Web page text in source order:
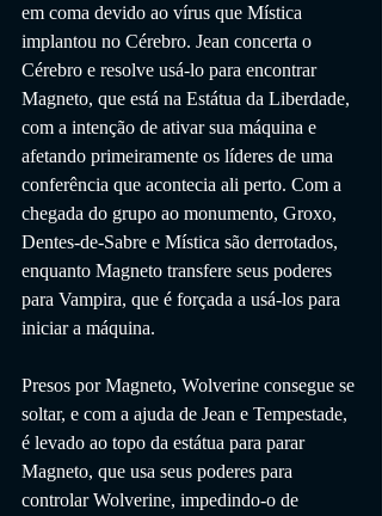
em coma devido ao vírus que Mística
implantou no Cérebro. Jean concerta o
Cérebro e resolve usá-lo para encontrar
Magneto, que está na Estátua da Liberdade,
com a intenção de ativar sua máquina e
afetando primeiramente os líderes de uma
conferência que acontecia ali perto. Com a
chegada do grupo ao monumento, Groxo,
Dentes-de-Sabre e Mística são derrotados,
enquanto Magneto transfere seus poderes
para Vampira, que é forçada a usá-los para
iniciar a máquina.
Presos por Magneto, Wolverine consegue se
soltar, e com a ajuda de Jean e Tempestade,
é levado ao topo da estátua para parar
Magneto, que usa seus poderes para
controlar Wolverine, impedindo-o de